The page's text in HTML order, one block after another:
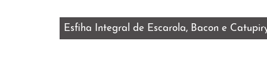
Esfiha Integral de Escarola, Bacon e